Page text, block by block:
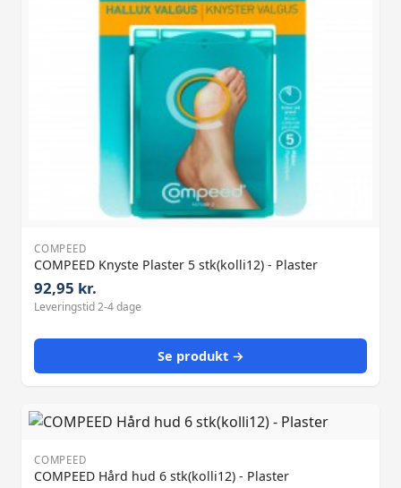
COMPEED
COMPEED Knyste Plaster 5 stk(kolli12) - Plaster
92,95 kr.
Leveringstid 2-4 dage
Se produkt →
COMPEED
COMPEED Hård hud 6 stk(kolli12) - Plaster